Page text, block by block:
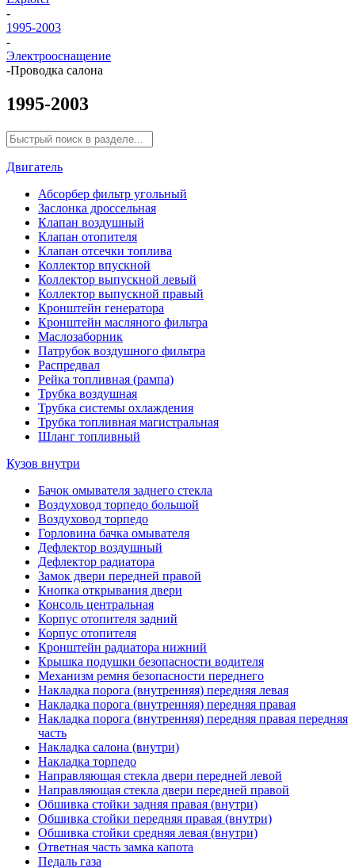
-
1995-2003
-
Электрооснащение
-Проводка салона
1995-2003
Двигатель
Абсорбер фильтр угольный
Заслонка дроссельная
Клапан воздушный
Клапан отопителя
Клапан отсечки топлива
Коллектор впускной
Коллектор выпускной левый
Коллектор выпускной правый
Кронштейн генератора
Кронштейн масляного фильтра
Маслозаборник
Патрубок воздушного фильтра
Распредвал
Рейка топливная (рампа)
Трубка воздушная
Трубка системы охлаждения
Трубка топливная магистральная
Шланг топливный
Кузов внутри
Бачок омывателя заднего стекла
Воздуховод торпедо большой
Воздуховод торпедо
Горловина бачка омывателя
Дефлектор воздушный
Дефлектор радиатора
Замок двери передней правой
Кнопка открывания двери
Консоль центральная
Корпус отопителя задний
Корпус отопителя
Кронштейн радиатора нижний
Крышка подушки безопасности водителя
Механизм ремня безопасности переднего
Накладка порога (внутренняя) передняя левая
Накладка порога (внутренняя) передняя правая
Накладка порога (внутренняя) передняя правая передняя
часть
Накладка салона (внутри)
Накладка торпедо
Направляющая стекла двери передней левой
Направляющая стекла двери передней правой
Обшивка стойки задняя правая (внутри)
Обшивка стойки передняя правая (внутри)
Обшивка стойки средняя левая (внутри)
Ответная часть замка капота
Педаль газа